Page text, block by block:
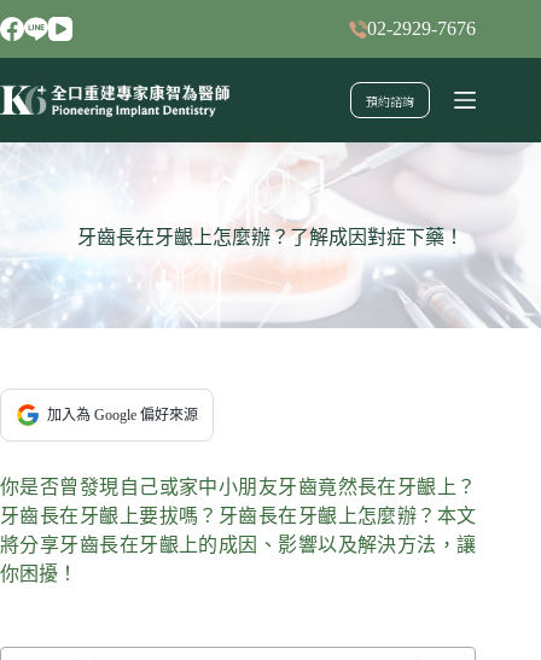
跳
至
要
02-2929-7676
預約諮詢
牙齒長在牙齦上怎麼辦？了解成因對症下藥！
加入為 Google 偏好來源
你是否曾發現自己或家中小朋友牙齒竟然長在牙齦上？
牙齒長在牙齦上要拔嗎？牙齒長在牙齦上怎麼辦？本文
將分享牙齒長在牙齦上的成因、影響以及解決方法，讓
你困擾！